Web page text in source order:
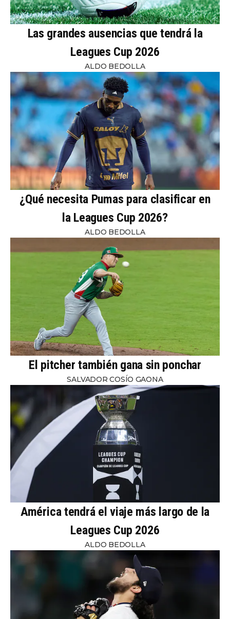
Las grandes ausencias que tendrá la
Leagues Cup 2026
ALDO BEDOLLA
¿Qué necesita Pumas para clasificar en
la Leagues Cup 2026?
ALDO BEDOLLA
El pitcher también gana sin ponchar
SALVADOR COSÍO GAONA
América tendrá el viaje más largo de la
Leagues Cup 2026
ALDO BEDOLLA